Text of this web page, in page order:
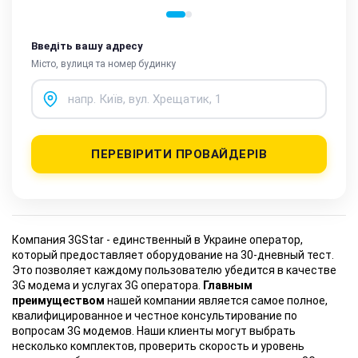
Введіть вашу адресу
Місто, вулиця та номер будинку
ПЕРЕВІРИТИ ПРОВАЙДЕРІВ
Компания 3GStar - единственный в Украине оператор,
который предоставляет оборудование на 30-дневный тест.
Это позволяет каждому пользователю убедится в качестве
3G модема и услугах 3G оператора. Главным
преимуществом нашей компании является самое полное,
квалифицированное и честное консультирование по
вопросам 3G модемов. Наши клиенты могут выбрать
несколько комплектов, проверить скорость и уровень